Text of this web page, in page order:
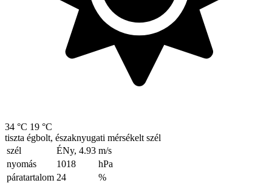
34 °C 19 °C
tiszta égbolt, északnyugati mérsékelt szél
szél
ÉNy, 4.93 m/s
nyomás
1018
hPa
páratartalom 24
%